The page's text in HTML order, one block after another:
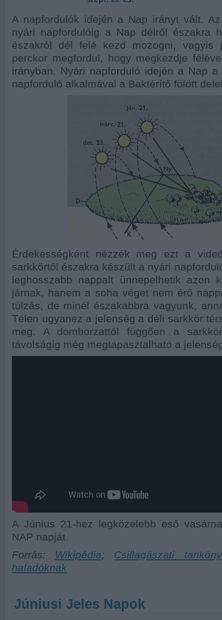
A napfordulók idején a Nap irányt vált.
nyári napfordulóig a Nap délről északra
északról dél felé kezd mozogni, vagyis
perckor megfordul, hogy megkezdje
irányban. Nyári napforduló idején a Nap
napforduló alkalmával a Baktérítő fölött
Érdekességként nézzék meg ezt a
sarkkörtől északra készült a nyári
leghosszabb nappalt ünnepelhetik azon
járnak, hanem a soha véget nem érő
túlzás, de minél északabbra vagyunk,
Télen ugyanez a jelenség a déli sarkkör
meg. A domborzattól függően a
távolságig még megtapasztalható a
A Június 21-hez legközelebb eső
NAP napját.
Forrás: Wikipédia; Csillagászati
haladóknak
Júniusi Jeles Napok